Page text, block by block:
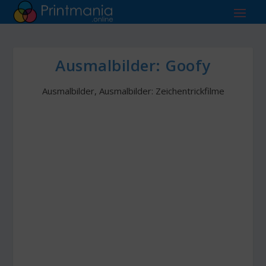
Ausmalbilder: Goofy
Ausmalbilder, Ausmalbilder: Zeichentrickfilme